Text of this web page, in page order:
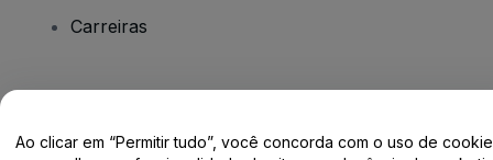
Carreiras
Ao clicar em “Permitir tudo”, você concorda com o uso de